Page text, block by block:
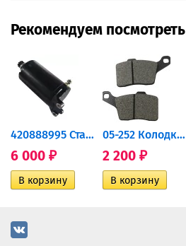
Рекомендуем посмотреть
420888995 Стартер для...
6 000 ₽
05-252 Колодки тормозные...
2 200 ₽